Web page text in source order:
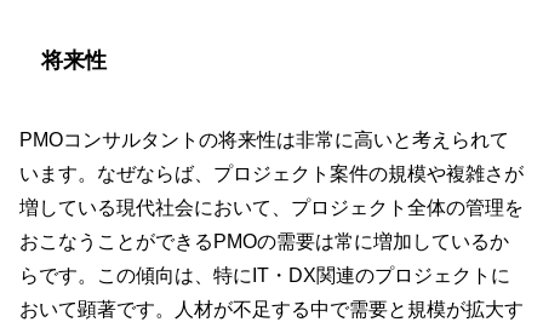
将来性
PMOコンサルタントの将来性は非常に高いと考えられて
います。なぜならば、プロジェクト案件の規模や複雑さが
増している現代社会において、プロジェクト全体の管理を
おこなうことができるPMOの需要は常に増加しているか
らです。この傾向は、特にIT・DX関連のプロジェクトに
おいて顕著です。人材が不足する中で需要と規模が拡大す